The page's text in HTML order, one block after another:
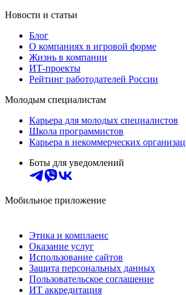
Новости и статьи
Блог
О компаниях в игровой форме
Жизнь в компании
ИТ-проекты
Рейтинг работодателей России
Молодым специалистам
Карьера для молодых специалистов
Школа программистов
Карьера в некоммерческих
Боты для уведомлений
Мобильное приложение
Этика и комплаенс
Оказание услуг
Использование сайтов
Защита персональных данных
Пользовательское соглашение
ИТ аккредитация